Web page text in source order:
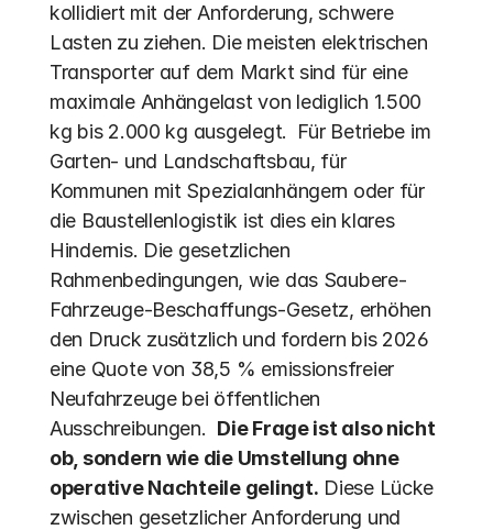
kollidiert mit der Anforderung, schwere
Lasten zu ziehen. Die meisten elektrischen
Transporter auf dem Markt sind für eine
maximale Anhängelast von lediglich 1.500
kg bis 2.000 kg ausgelegt.  Für Betriebe im
Garten- und Landschaftsbau, für
Kommunen mit Spezialanhängern oder für
die Baustellenlogistik ist dies ein klares
Hindernis. Die gesetzlichen
Rahmenbedingungen, wie das Saubere-
Fahrzeuge-Beschaffungs-Gesetz, erhöhen
den Druck zusätzlich und fordern bis 2026
eine Quote von 38,5 % emissionsfreier
Neufahrzeuge bei öffentlichen
Ausschreibungen. Die Frage ist also nicht
ob, sondern wie die Umstellung ohne
operative Nachteile gelingt. Diese Lücke
zwischen gesetzlicher Anforderung und